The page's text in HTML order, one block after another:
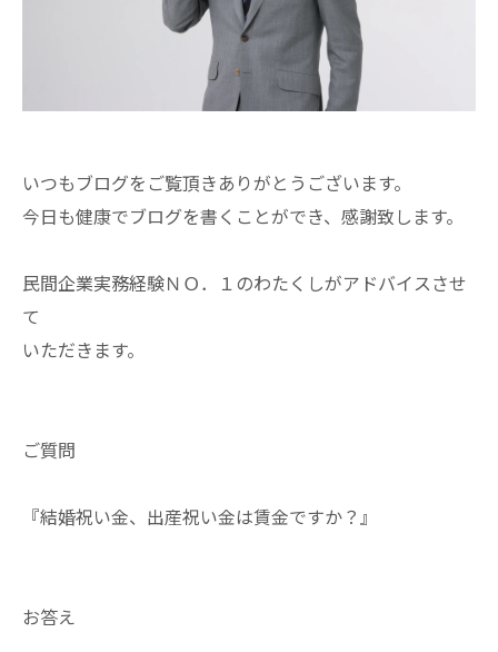
いつもブログをご覧頂きありがとうございます。
今日も健康でブログを書くことができ、感謝致します。
民間企業実務経験ＮＯ．１のわたくしがアドバイスさせ
て
いただきます。
ご質問
『結婚祝い金、出産祝い金は賃金ですか？』
お答え